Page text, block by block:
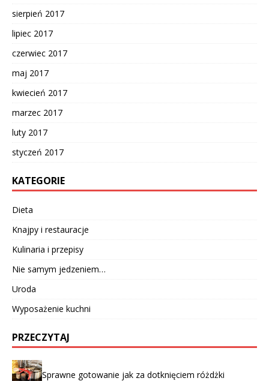
sierpień 2017
lipiec 2017
czerwiec 2017
maj 2017
kwiecień 2017
marzec 2017
luty 2017
styczeń 2017
KATEGORIE
Dieta
Knajpy i restauracje
Kulinaria i przepisy
Nie samym jedzeniem…
Uroda
Wyposażenie kuchni
PRZECZYTAJ
Sprawne gotowanie jak za dotknięciem różdżki